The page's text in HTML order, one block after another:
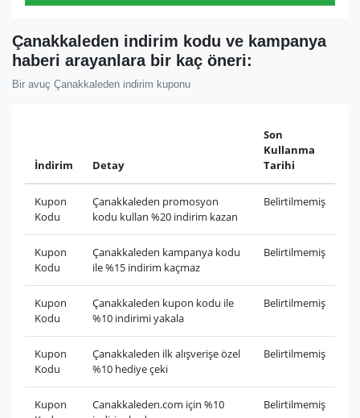
Çanakkaleden indirim kodu ve kampanya
haberi arayanlara bir kaç öneri:
Bir avuç Çanakkaleden indirim kuponu
İndirim Detay
Son
Kullanma
Tarihi
Kupon
Kodu
Çanakkaleden promosyon
kodu kullan %20 indirim kazan
Belirtilmemiş
Kupon
Kodu
Çanakkaleden kampanya kodu
ile %15 indirim kaçmaz
Belirtilmemiş
Kupon
Kodu
Çanakkaleden kupon kodu ile
%10 indirimi yakala
Belirtilmemiş
Kupon
Kodu
Çanakkaleden ilk alışverişe özel
%10 hediye çeki
Belirtilmemiş
Kupon
Canakkaleden.com için %10
Belirtilmemiş